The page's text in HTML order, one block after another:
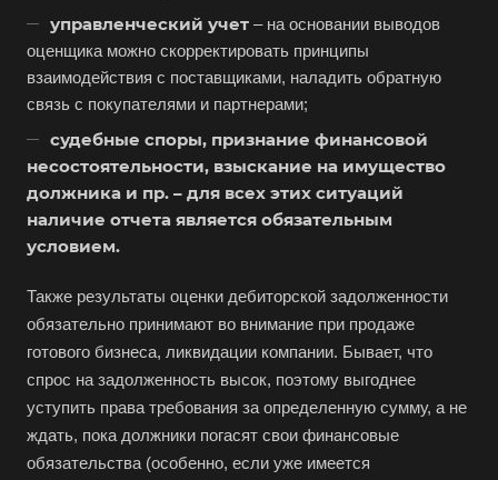
управленческий учет – на основании выводов
оценщика можно скорректировать принципы
взаимодействия с поставщиками, наладить обратную
связь с покупателями и партнерами;
судебные споры, признание финансовой
несостоятельности, взыскание на имущество
должника и пр. – для всех этих ситуаций
наличие отчета является обязательным
условием.
Также результаты оценки дебиторской задолженности
обязательно принимают во внимание при продаже
готового бизнеса, ликвидации компании. Бывает, что
спрос на задолженность высок, поэтому выгоднее
уступить права требования за определенную сумму, а не
ждать, пока должники погасят свои финансовые
обязательства (особенно, если уже имеется